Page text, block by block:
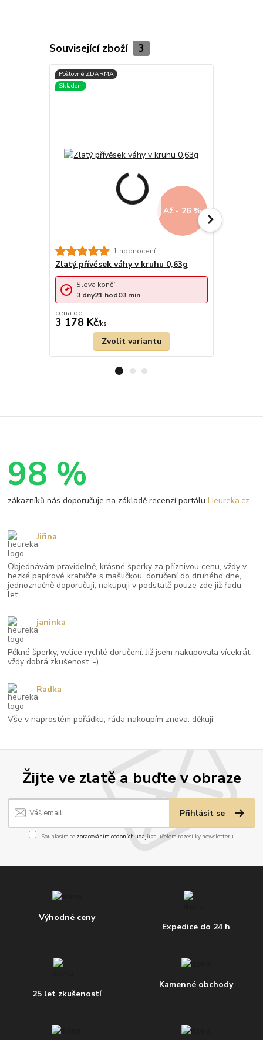
Související zboží 3
Až - 26 %
1 hodnocení
Zlatý přívěsek váhy v kruhu 0,63g
cena od
3 178 Kč/ks
Sleva končí:
3 dny21 hod03 min
Zvolit variantu
Žijte ve zlatě a buďte v obraze
Přihlásit se
Souhlasím se zpracováním osobních údajůza účelem rozesílky newsletteru.
Výhodné ceny
Expedice do 24 h
25 let zkušeností
Kamenné obchody
98 %
zákazníků nás doporučuje na základě recenzí portáluHeureka.cz
Objednávám pravidelně, krásné šperky za příznivou cenu, vždy v
hezké papírové krabičče s mašličkou, doručení do druhého dne,
jednoznačně doporučuji, nakupuji v podstatě pouze zde již řadu
let.
Jiřina
Pěkné šperky, velice rychlé doručení. Již jsem nakupovala vícekrát,
vždy dobrá zkušenost :-)
janinka
Vše v naprostém pořádku, ráda nakoupím znova. děkuji
Radka